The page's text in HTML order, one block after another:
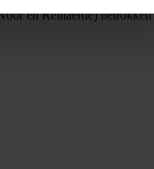
en Reinaerde) betrokken